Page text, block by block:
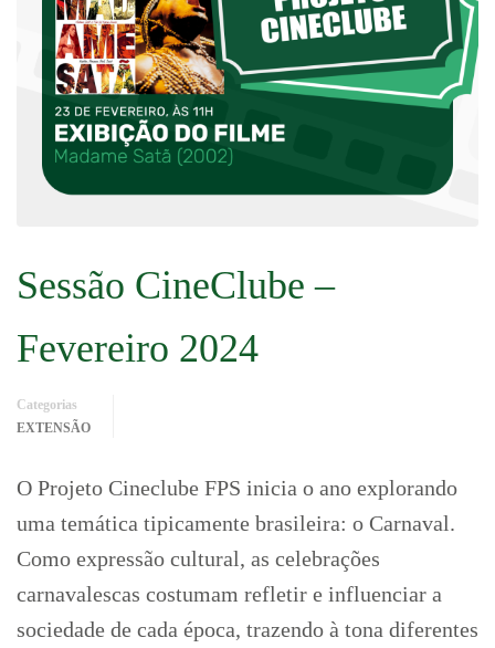
Sessão CineClube –
Fevereiro 2024
Categorias
EXTENSÃO
O Projeto Cineclube FPS inicia o ano explorando
uma temática tipicamente brasileira: o Carnaval.
Como expressão cultural, as celebrações
carnavalescas costumam refletir e influenciar a
sociedade de cada época, trazendo à tona diferentes